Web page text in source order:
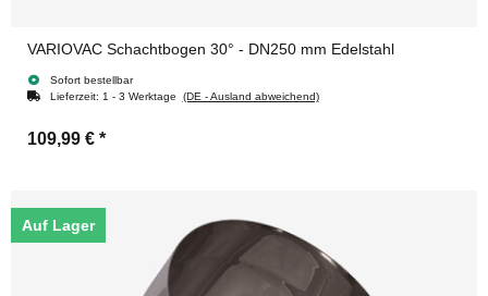
VARIOVAC Schachtbogen 30° - DN250 mm Edelstahl
Sofort bestellbar
Lieferzeit: 1 - 3 Werktage (DE - Ausland abweichend)
109,99 € *
Auf Lager